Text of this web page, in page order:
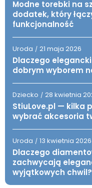
Modne torebki na
dodatek, który
funkcjonalność
Uroda / 21 maja 2026
Dlaczego
dobrym wyborem
Dziecko / 28 kwietnia
StiuLove.pl — kilka
wybrać akcesoria
Uroda / 13 kwietnia 2026
Dlaczego
zachwycają
wyjątkowych chwil?